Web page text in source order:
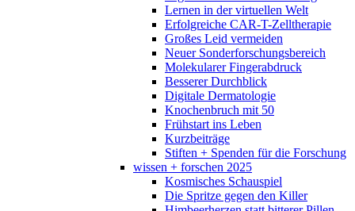
Lernen in der virtuellen Welt
Erfolgreiche CAR-T-Zelltherapie
Großes Leid vermeiden
Neuer Sonderforschungsbereich
Molekularer Fingerabdruck
Besserer Durchblick
Digitale Dermatologie
Knochenbruch mit 50
Frühstart ins Leben
Kurzbeiträge
Stiften + Spenden für die Forschung
wissen + forschen 2025
Kosmisches Schauspiel
Die Spritze gegen den Killer